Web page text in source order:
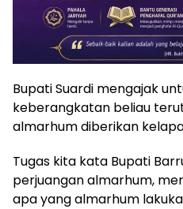
Bupati Suardi mengajak
keberangkatan beliau
almarhum diberikan
Tugas kita kata Bupati
perjuangan almarhum,
apa yang almarhum